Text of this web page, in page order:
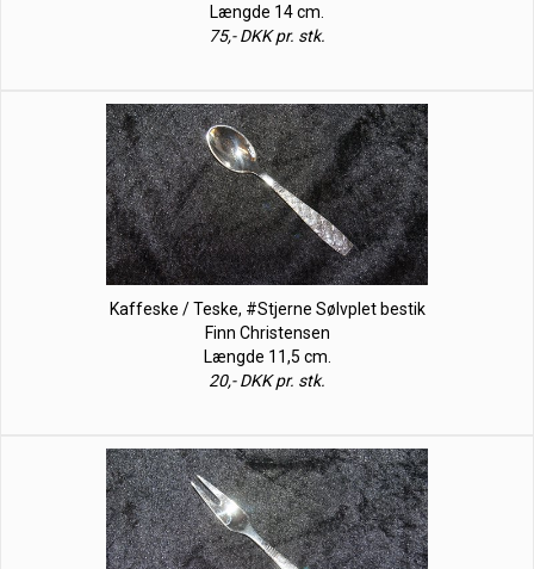
Længde 14 cm.
75,- DKK pr. stk.
Kaffeske / Teske, #Stjerne Sølvplet bestik
Finn Christensen
Længde 11,5 cm.
20,- DKK pr. stk.